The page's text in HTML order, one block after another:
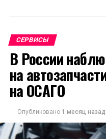
СЕРВИСЫ
В России
на
на ОСАГО
Опубликовано 1 месяц назад